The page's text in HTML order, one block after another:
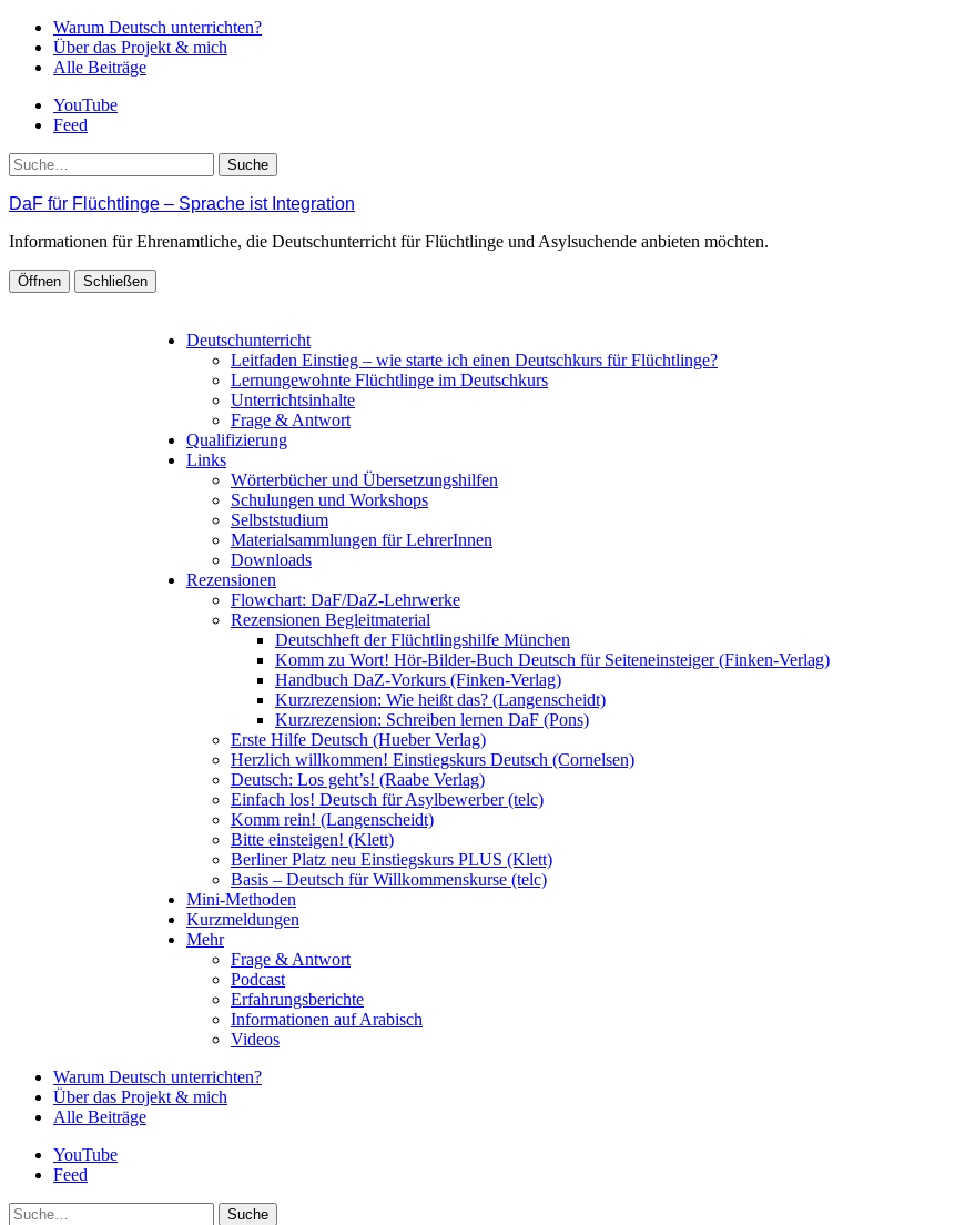
Warum Deutsch unterrichten?
Über das Projekt & mich
Alle Beiträge
YouTube
Feed
Suche
DaF für Flüchtlinge – Sprache ist Integration
Informationen für Ehrenamtliche, die Deutschunterricht für Flüchtlinge und Asylsuchende anbieten möchten.
Öffnen Schließen
Deutschunterricht
Leitfaden Einstieg – wie starte ich einen Deutschkurs für Flüchtlinge?
Lernungewohnte Flüchtlinge im Deutschkurs
Unterrichtsinhalte
Frage & Antwort
Qualifizierung
Links
Wörterbücher und Übersetzungshilfen
Schulungen und Workshops
Selbststudium
Materialsammlungen für LehrerInnen
Downloads
Rezensionen
Flowchart: DaF/DaZ-Lehrwerke
Rezensionen Begleitmaterial
Deutschheft der Flüchtlingshilfe München
Komm zu Wort! Hör-Bilder-Buch Deutsch für Seiteneinsteiger (Finken-Verlag)
Handbuch DaZ-Vorkurs (Finken-Verlag)
Kurzrezension: Wie heißt das? (Langenscheidt)
Kurzrezension: Schreiben lernen DaF (Pons)
Erste Hilfe Deutsch (Hueber Verlag)
Herzlich willkommen! Einstiegskurs Deutsch (Cornelsen)
Deutsch: Los geht’s! (Raabe Verlag)
Einfach los! Deutsch für Asylbewerber (telc)
Komm rein! (Langenscheidt)
Bitte einsteigen! (Klett)
Berliner Platz neu Einstiegskurs PLUS (Klett)
Basis – Deutsch für Willkommenskurse (telc)
Mini-Methoden
Kurzmeldungen
Mehr
Frage & Antwort
Podcast
Erfahrungsberichte
Informationen auf Arabisch
Videos
Warum Deutsch unterrichten?
Über das Projekt & mich
Alle Beiträge
YouTube
Feed
Suche